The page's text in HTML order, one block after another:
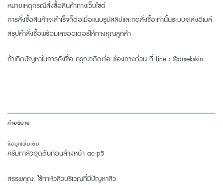
หมายเหตุกรณีสั่งซื้อสินค้าทางเว็บไซต์
การสั่งซื้อสินค้าจะสำเร็จก็ต่อเมื่อแนบรูปสลิปและกดสั่งซื้อเท่านั้นระบบจะส่งอีเมล์
สรุปคำสั่งซื้อพร้อมเลขออเดอร์ให้ทางคุณลูกค้า
ถ้าเกิดปัญหาในการสั่งซื้อ กรุณาติดต่อ ช่องทางด่วน ที่ Line : @drsekskin
คำอธิบาย
ข้อมูลเพิ่มเติม
ครีมทาสิวอุดตันก่อนล้างหน้า ac-p5
สรรพคุณ: ใช้ทาหัวสิวบริเวณที่มีปัญหาสิว